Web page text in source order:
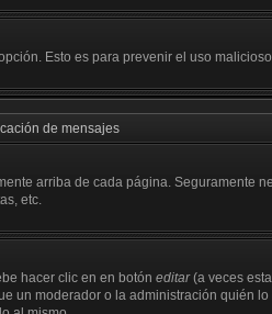
Esto es para prevenir el uso
de mensajes
arriba de cada página. Seguramente
etc.
hacer clic en en botón editar(a veces
moderador o la administración quién